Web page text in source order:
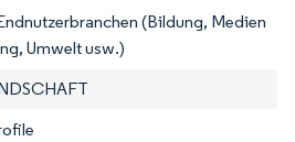
(Bildung, Medien
Umwelt usw.)